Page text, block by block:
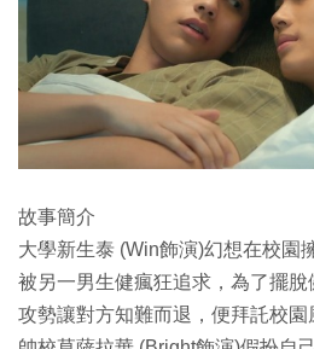
故事簡介
大學新生泰 (Win飾演)幻想在校園
被另一男生健瘋狂追求，為了擺
攻勢讓對方知難而退，便拜託校